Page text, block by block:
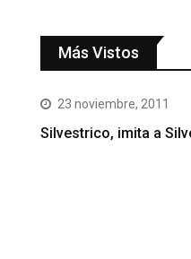
Más Vistos
23 noviembre, 2011
Silvestrico, imita a